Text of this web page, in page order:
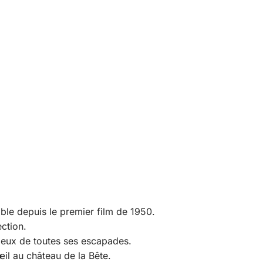
depuis le premier film de 1950.
de toutes ses escapades.
au château de la Bête.